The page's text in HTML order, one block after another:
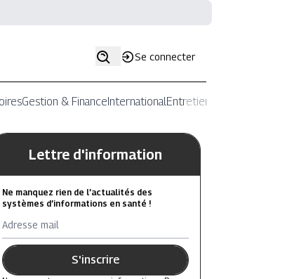
Se connecter
Gestion & FinanceInternationalEntretiens
Lettre d'information
Ne manquez rien de l’actualités des
systèmes d’informations en santé !
Adresse mail
S'inscrire